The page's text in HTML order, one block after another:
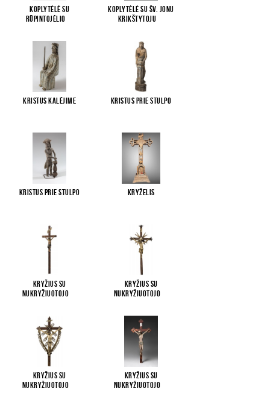
Koplytėlė su
Rūpintojėlio
Koplytėlė su Šv. Jonu
Krikštytoju
Kristus kalėjime Kristus prie stulpo
Kristus prie stulpo Kryželis
Kryžius su
Nukryžiuotojo
Kryžius su
Nukryžiuotojo
Kryžius su
Nukryžiuotojo
Kryžius su
Nukryžiuotojo